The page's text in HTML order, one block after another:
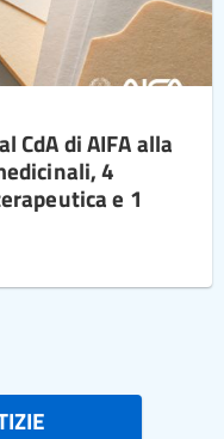
di AIFA alla
4
e 1